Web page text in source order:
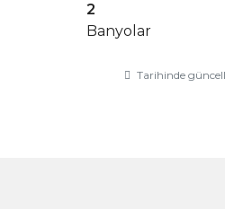
2
Banyolar
Tarihinde